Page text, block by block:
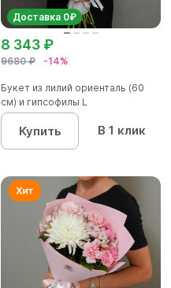
Доставка 0₽
9680 ₽ -14%
8 343 ₽
Букет из лилий ориенталь (60
см) и гипсофилы L
Купить В 1 клик